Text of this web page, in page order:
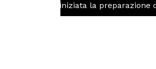
Pallavolo, iniziata la preparazione